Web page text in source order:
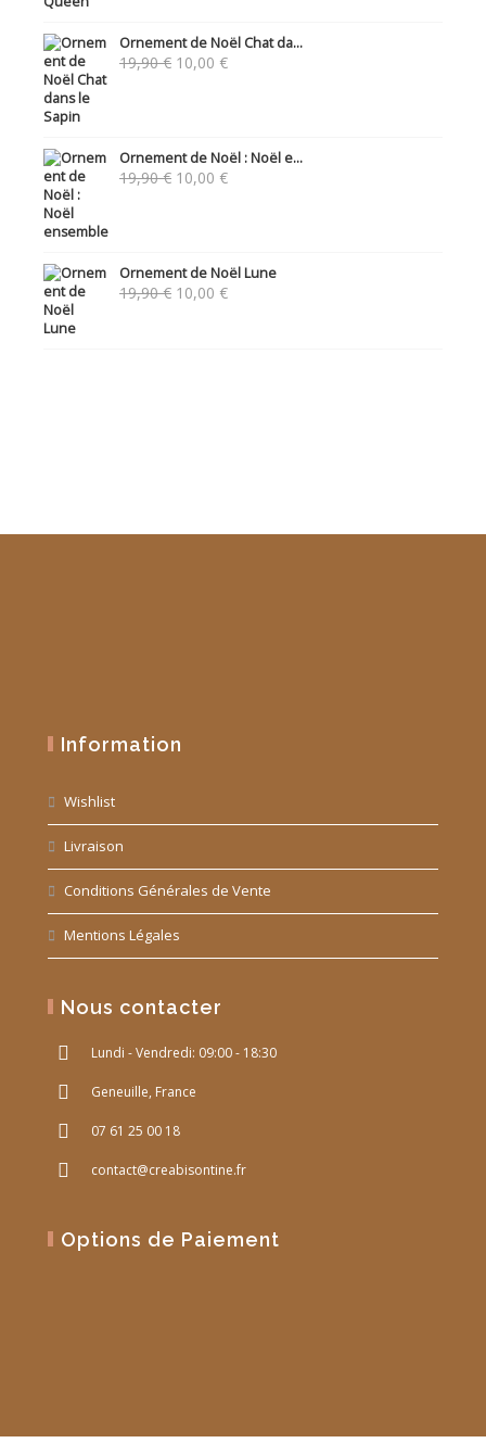
Ornement de Noël Chat da...
19,90€ Le
10,00 €Le
Ornement de Noël : Noël e...
19,90€ Le
10,00 €Le
Ornement de Noël Lune
19,90€ Le
10,00 €Le
Information
Wishlist
Livraison
Conditions Générales de Vente
Mentions Légales
Nous contacter
Lundi - Vendredi: 09:00 - 18:30
Geneuille, France
07 61 25 00 18
contact@creabisontine.fr
Options de Paiement